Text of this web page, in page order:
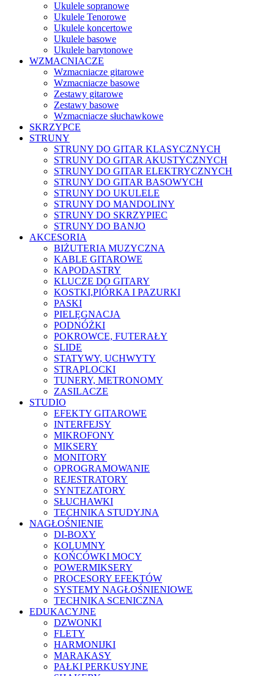
Ukulele sopranowe
Ukulele Tenorowe
Ukulele koncertowe
Ukulele basowe
Ukulele barytonowe
WZMACNIACZE
Wzmacniacze gitarowe
Wzmacniacze basowe
Zestawy gitarowe
Zestawy basowe
Wzmacniacze słuchawkowe
SKRZYPCE
STRUNY
STRUNY DO GITAR KLASYCZNYCH
STRUNY DO GITAR AKUSTYCZNYCH
STRUNY DO GITAR ELEKTRYCZNYCH
STRUNY DO GITAR BASOWYCH
STRUNY DO UKULELE
STRUNY DO MANDOLINY
STRUNY DO SKRZYPIEC
STRUNY DO BANJO
AKCESORIA
BIŻUTERIA MUZYCZNA
KABLE GITAROWE
KAPODASTRY
KLUCZE DO GITARY
KOSTKI,PIÓRKA I PAZURKI
PASKI
PIELĘGNACJA
PODNÓŻKI
POKROWCE, FUTERAŁY
SLIDE
STATYWY, UCHWYTY
STRAPLOCKI
TUNERY, METRONOMY
ZASILACZE
STUDIO
EFEKTY GITAROWE
INTERFEJSY
MIKROFONY
MIKSERY
MONITORY
OPROGRAMOWANIE
REJESTRATORY
SYNTEZATORY
SŁUCHAWKI
TECHNIKA STUDYJNA
NAGŁOŚNIENIE
DI-BOXY
KOLUMNY
KOŃCÓWKI MOCY
POWERMIKSERY
PROCESORY EFEKTÓW
SYSTEMY NAGŁOŚNIENIOWE
TECHNIKA SCENICZNA
EDUKACYJNE
DZWONKI
FLETY
HARMONIJKI
MARAKASY
PAŁKI PERKUSYJNE